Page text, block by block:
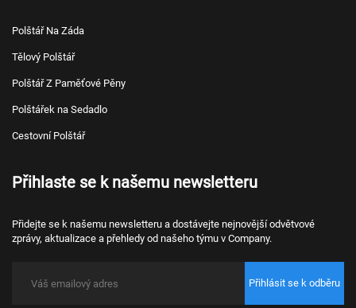
Polštář Na Záda
Tělový Polštář
Polštář Z Paměťové Pěny
Polštářek na Sedadlo
Cestovní Polštář
Přihlaste se k našemu newsletteru
Přidejte se k našemu newsletteru a dostávejte nejnovější odvětvové
zprávy, aktualizace a přehledy od našeho týmu v Company.
Přihlásit se k odběru